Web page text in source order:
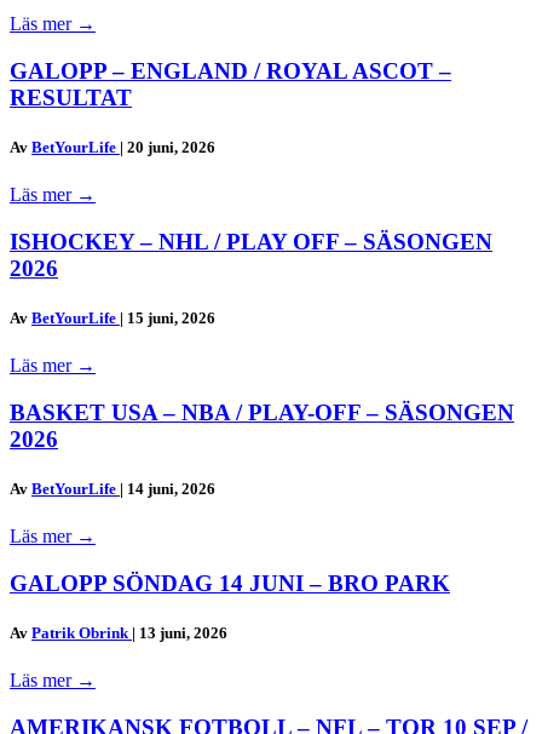
Läs mer →
GALOPP – ENGLAND / ROYAL ASCOT –
RESULTAT
Av BetYourLife | 20 juni, 2026
Läs mer →
ISHOCKEY – NHL / PLAY OFF – SÄSONGEN
2026
Av BetYourLife | 15 juni, 2026
Läs mer →
BASKET USA – NBA / PLAY-OFF – SÄSONGEN
2026
Av BetYourLife | 14 juni, 2026
Läs mer →
GALOPP SÖNDAG 14 JUNI – BRO PARK
Av Patrik Obrink | 13 juni, 2026
Läs mer →
AMERIKANSK FOTBOLL – NFL – TOR 10 SEP /